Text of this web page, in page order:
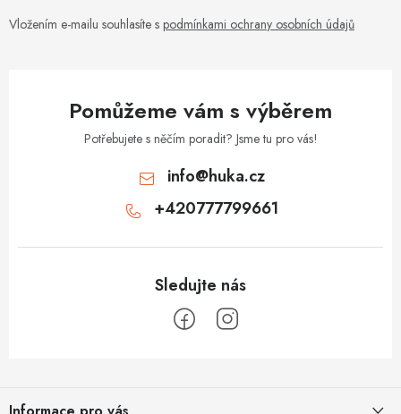
Vložením e-mailu souhlasíte s podmínkami ochrany osobních údajů
Pomůžeme vám s výběrem
Potřebujete s něčím poradit? Jsme tu pro vás!
info@huka.cz
+420777799661